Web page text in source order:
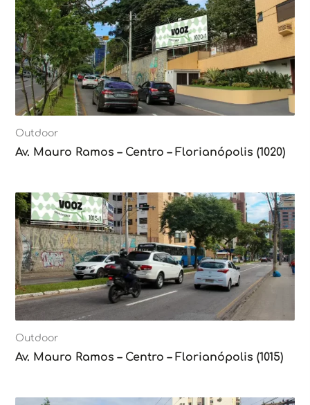
Outdoor
Av. Mauro Ramos – Centro – Florianópolis (1020)
Outdoor
Av. Mauro Ramos – Centro – Florianópolis (1015)